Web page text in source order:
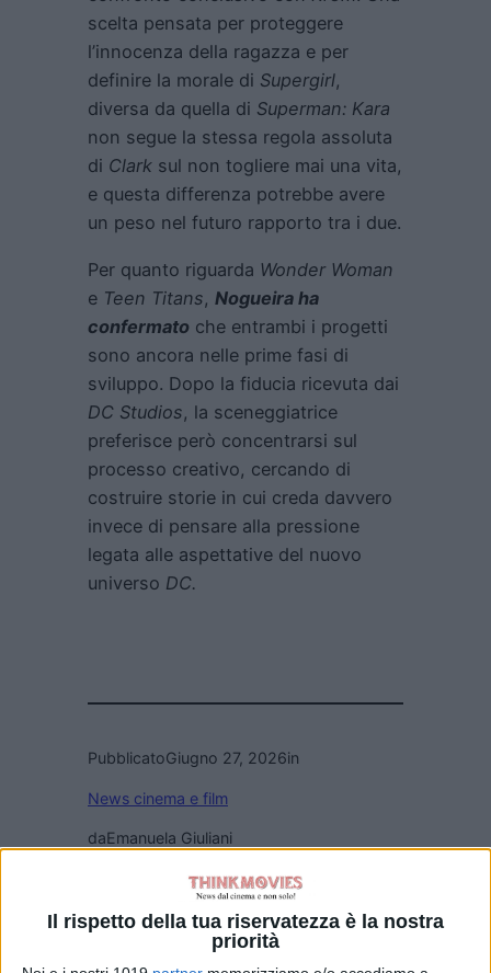
Il rispetto della tua riservatezza è la nostra
priorità
scelta pensata per proteggere
l’innocenza della ragazza e per
definire la morale di Supergirl,
diversa da quella di Superman: Kara
non segue la stessa regola assoluta
di Clark sul non togliere mai una vita,
e questa differenza potrebbe avere
un peso nel futuro rapporto tra i due.
Per quanto riguarda Wonder Woman
e Teen Titans, Nogueira ha
confermato che entrambi i progetti
sono ancora nelle prime fasi di
sviluppo. Dopo la fiducia ricevuta dai
DC Studios, la sceneggiatrice
preferisce però concentrarsi sul
processo creativo, cercando di
costruire storie in cui creda davvero
invece di pensare alla pressione
legata alle aspettative del nuovo
universo DC.
PubblicatoGiugno 27, 2026in
News cinema e film
daEmanuela Giuliani
Articoli recenti